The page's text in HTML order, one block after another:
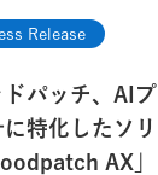
Release
ドパッチ、AI
に特化したソ
AX